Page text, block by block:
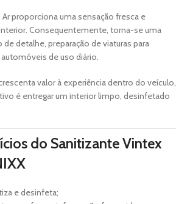
proporciona uma sensação fresca e
Consequentemente, torna-se uma
detalhe, preparação de viaturas para
de uso diário.
valor à experiência dentro do veículo,
é entregar um interior limpo, desinfetado
do Sanitizante Vintex
e desinfeta;